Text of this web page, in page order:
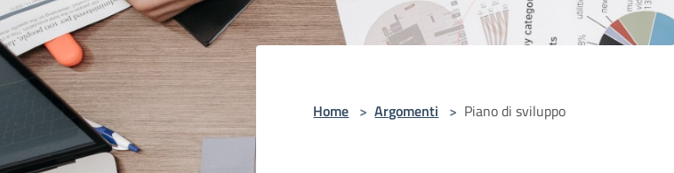
Home > Argomenti > Piano di sviluppo